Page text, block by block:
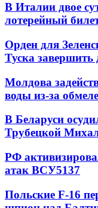
В Италии двое
лотерейный
Орден для
Туска завершить
Молдова
воды из-за
В Беларуси
Трубецкой
РФ
атак ВСУ5137
Польские F-16